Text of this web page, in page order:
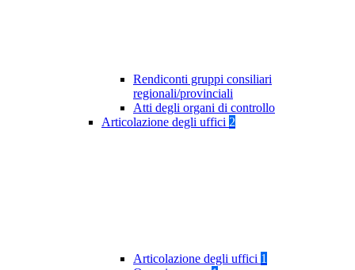
Rendiconti gruppi consiliari
regionali/provinciali
Atti degli organi di controllo
Articolazione degli uffici 2
Articolazione degli uffici 1